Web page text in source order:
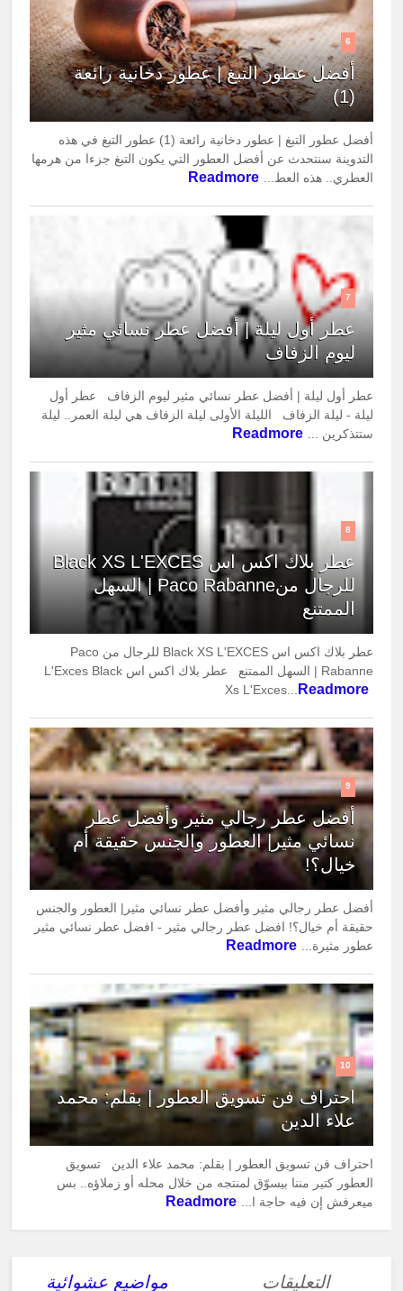
6
أفضل عطور التبغ | عطور دخانية رائعة
(1)
أفضل عطور التبغ | عطور دخانية رائعة (1) عطور التبغ في هذه
التدوينة سنتحدث عن أفضل العطور التي يكون التبغ جزءا من هرمها
العطري.. هذه العط... Readmore
7
عطر أول ليلة | أفضل عطر نسائي مثير
ليوم الزفاف
عطر أول ليلة | أفضل عطر نسائي مثير ليوم الزفاف عطر أول
ليلة - ليلة الزفاف الليلة الأولى ليلة الزفاف هي ليلة العمر.. ليلة
ستتذكرين ... Readmore
8
عطر بلاك اكس اس Black XS L'EXCES
للرجال منPaco Rabanne | السهل
الممتنع
عطر بلاك اكس اس Black XS L'EXCES للرجال من Paco
Rabanne | السهل الممتنع عطر بلاك اكس اس L'Exces Black
Xs L'Exces... Readmore
9
أفضل عطر رجالي مثير وأفضل عطر
نسائي مثير| العطور والجنس حقيقة أم
خيال؟!
أفضل عطر رجالي مثير وأفضل عطر نسائي مثير| العطور والجنس
حقيقة أم خيال؟! افضل عطر رجالي مثير - افضل عطر نسائي مثير
عطور مثيرة... Readmore
10
احتراف فن تسويق العطور | بقلم: محمد
علاء الدين
احتراف فن تسويق العطور | بقلم: محمد علاء الدين تسويق
العطور كتير مننا بيسوّق لمنتجه من خلال محله أو زملاؤه.. بس
ميعرفش إن فيه حاجة ا... Readmore
التعليقات مواضيع عشوائية